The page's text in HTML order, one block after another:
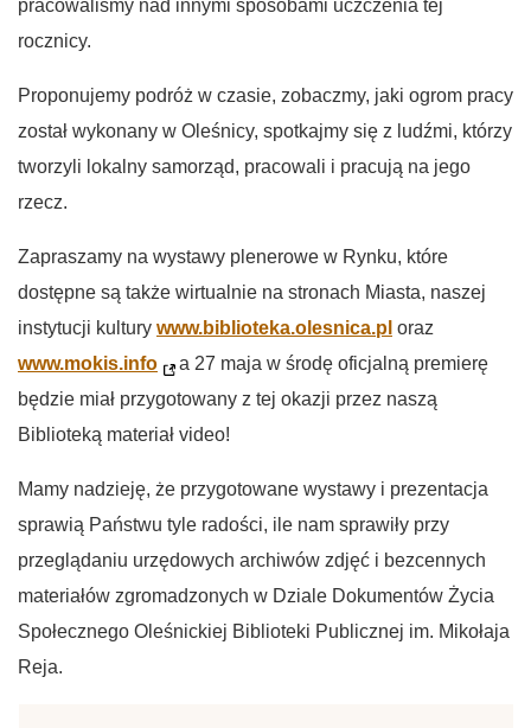
pracowaliśmy nad innymi sposobami uczczenia tej
rocznicy.
Proponujemy podróż w czasie, zobaczmy, jaki ogrom pracy
został wykonany w Oleśnicy, spotkajmy się z ludźmi, którzy
tworzyli lokalny samorząd, pracowali i pracują na jego
rzecz.
Zapraszamy na wystawy plenerowe w Rynku, które
dostępne są także wirtualnie na stronach Miasta, naszej
instytucji kultury www.biblioteka.olesnica.pl oraz
www.mokis.info , a 27 maja w środę oficjalną premierę
będzie miał przygotowany z tej okazji przez naszą
Biblioteką materiał video!
Mamy nadzieję, że przygotowane wystawy i prezentacja
sprawią Państwu tyle radości, ile nam sprawiły przy
przeglądaniu urzędowych archiwów zdjęć i bezcennych
materiałów zgromadzonych w Dziale Dokumentów Życia
Społecznego Oleśnickiej Biblioteki Publicznej im. Mikołaja
Reja.